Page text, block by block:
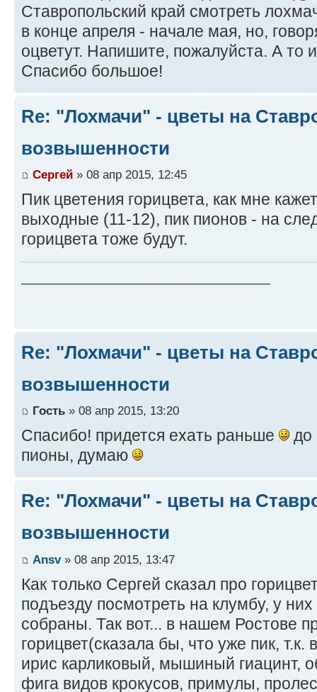
Ставропольский край смотреть
в конце апреля - начале мая, но,
оцветут. Напишите, пожалуйста. А то
Спасибо большое!
Re: "Лохмачи" - цветы на
возвышенности
Сергей » 08 апр 2015, 12:45
Пик цветения горицвета, как мне
выходные (11-12), пик пионов - на
горицвета тоже будут.
Re: "Лохмачи" - цветы на
возвышенности
Гость » 08 апр 2015, 13:20
Спасибо! придется ехать раньше
до
пионы, думаю
Re: "Лохмачи" - цветы на
возвышенности
Ansv» 08 апр 2015, 13:47
Как только Сергей сказал про
подъезду посмотреть на клумбу, у
собраны. Так вот... в нашем Ростове
горицвет(сказала бы, что уже пик,
ирис карликовый, мышиный гиацинт,
фига видов крокусов, примулы,